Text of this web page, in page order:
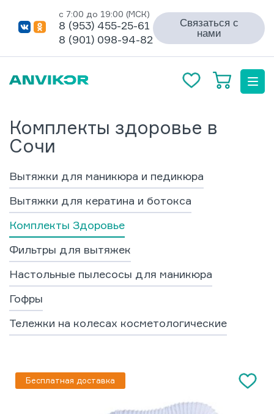
с 7:00 до 19:00 (МСК)
8 (953) 455-25-61
8 (901) 098-94-82
Связаться с
нами
Комплекты здоровье в
Сочи
Вытяжки для маникюра и педикюра
Вытяжки для кератина и ботокса
Комплекты Здоровье
Фильтры для вытяжек
Настольные пылесосы для маникюра
Гофры
Тележки на колесах косметологические
Бесплатная доставка